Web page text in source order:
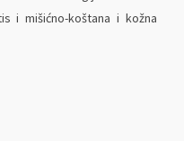
i mišićno-koštana i kožna